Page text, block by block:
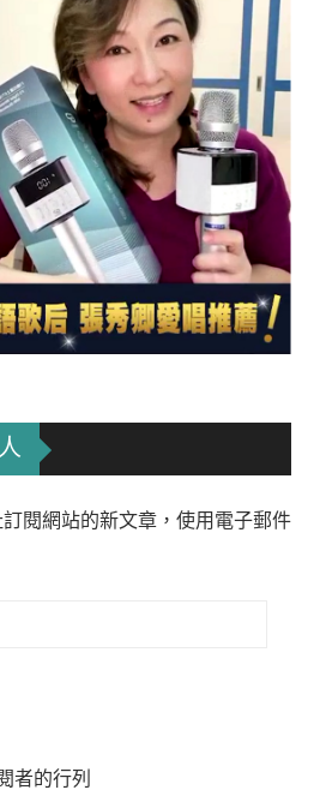
閱網站的新文章，使用電子郵件
者的行列